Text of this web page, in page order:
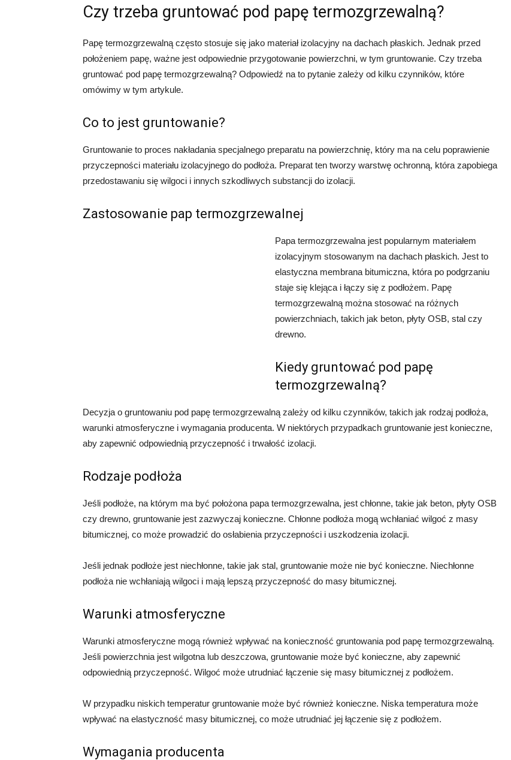
Czy trzeba gruntować pod papę termozgrzewalną?
Papę termozgrzewalną często stosuje się jako materiał izolacyjny na dachach płaskich. Jednak przed
położeniem papę, ważne jest odpowiednie przygotowanie powierzchni, w tym gruntowanie. Czy trzeba
gruntować pod papę termozgrzewalną? Odpowiedź na to pytanie zależy od kilku czynników, które
omówimy w tym artykule.
Co to jest gruntowanie?
Gruntowanie to proces nakładania specjalnego preparatu na powierzchnię, który ma na celu poprawienie
przyczepności materiału izolacyjnego do podłoża. Preparat ten tworzy warstwę ochronną, która zapobiega
przedostawaniu się wilgoci i innych szkodliwych substancji do izolacji.
Zastosowanie pap termozgrzewalnej
Papa termozgrzewalna jest popularnym materiałem
izolacyjnym stosowanym na dachach płaskich. Jest to
elastyczna membrana bitumiczna, która po podgrzaniu
staje się klejąca i łączy się z podłożem. Papę
termozgrzewalną można stosować na różnych
powierzchniach, takich jak beton, płyty OSB, stal czy
drewno.
Kiedy gruntować pod papę
termozgrzewalną?
Decyzja o gruntowaniu pod papę termozgrzewalną zależy od kilku czynników, takich jak rodzaj podłoża,
warunki atmosferyczne i wymagania producenta. W niektórych przypadkach gruntowanie jest konieczne,
aby zapewnić odpowiednią przyczepność i trwałość izolacji.
Rodzaje podłoża
Jeśli podłoże, na którym ma być położona papa termozgrzewalna, jest chłonne, takie jak beton, płyty OSB
czy drewno, gruntowanie jest zazwyczaj konieczne. Chłonne podłoża mogą wchłaniać wilgoć z masy
bitumicznej, co może prowadzić do osłabienia przyczepności i uszkodzenia izolacji.
Jeśli jednak podłoże jest niechłonne, takie jak stal, gruntowanie może nie być konieczne. Niechłonne
podłoża nie wchłaniają wilgoci i mają lepszą przyczepność do masy bitumicznej.
Warunki atmosferyczne
Warunki atmosferyczne mogą również wpływać na konieczność gruntowania pod papę termozgrzewalną.
Jeśli powierzchnia jest wilgotna lub deszczowa, gruntowanie może być konieczne, aby zapewnić
odpowiednią przyczepność. Wilgoć może utrudniać łączenie się masy bitumicznej z podłożem.
W przypadku niskich temperatur gruntowanie może być również konieczne. Niska temperatura może
wpływać na elastyczność masy bitumicznej, co może utrudniać jej łączenie się z podłożem.
Wymagania producenta